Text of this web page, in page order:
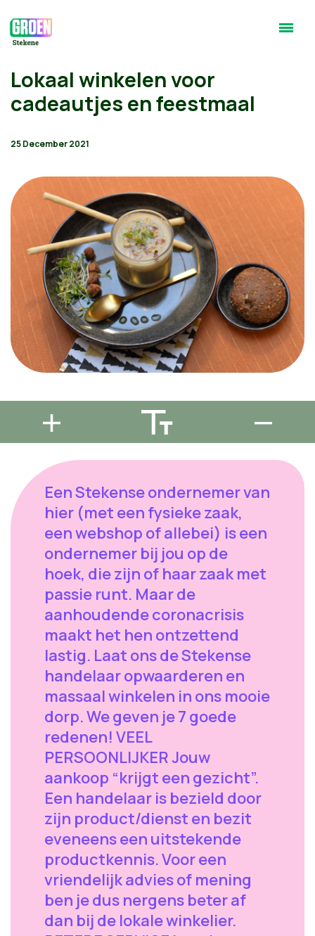
Lokaal winkelen voor
cadeautjes en feestmaal
25 December 2021
Een Stekense ondernemer van
hier (met een fysieke zaak,
een webshop of allebei) is een
ondernemer bij jou op de
hoek, die zijn of haar zaak met
passie runt. Maar de
aanhoudende coronacrisis
maakt het hen ontzettend
lastig. Laat ons de Stekense
handelaar opwaarderen en
massaal winkelen in ons mooie
dorp. We geven je 7 goede
redenen! VEEL
PERSOONLIJKER Jouw
aankoop “krijgt een gezicht”.
Een handelaar is bezield door
zijn product/dienst en bezit
eveneens een uitstekende
productkennis. Voor een
vriendelijk advies of mening
ben je dus nergens beter af
dan bij de lokale winkelier.